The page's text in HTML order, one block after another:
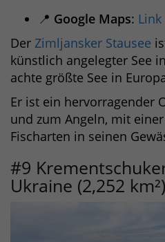
📍 Google Maps: Link
Der Zimljansker Stausee
künstlich angelegter See
achte größte See in
Er ist ein hervorragender
und zum Angeln, mit
Fischarten in seinen
#9
Ukraine (2,252 km²)